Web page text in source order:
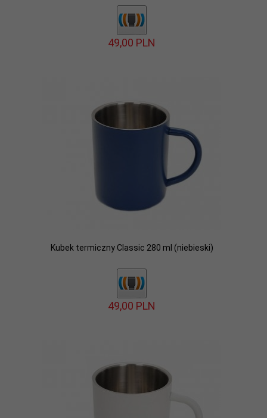
49,00 PLN
Kubek termiczny Classic 280 ml (niebieski)
49,00 PLN